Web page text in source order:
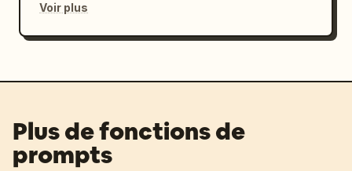
Voir plus
Plus de fonctions de
prompts